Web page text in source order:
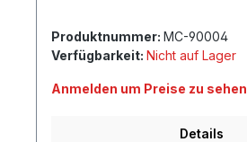
Produktnummer: MC-90004
Verfügbarkeit: Nicht auf Lager
Anmelden um Preise zu sehen
Details